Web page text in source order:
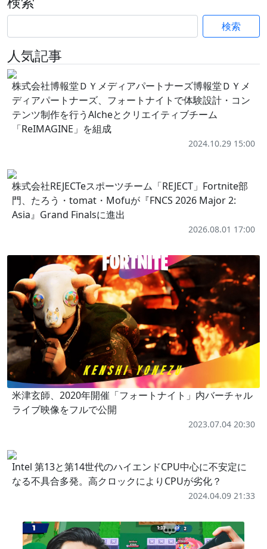
検索
人気記事
株式会社博報堂ＤＹメディアパートナーズ博報堂ＤＹメ
ディアパートナーズ、フォートナイトで体験設計・コン
テンツ制作を行うAlcheとクリエイティブチーム
「ReIMAGINE」を組成
2024.10.29 15:00
株式会社REJECTeスポーツチーム「REJECT」Fortnite部
門、たろう・tomat・Mofuが『FNCS 2026 Major 2:
Asia』Grand Finalsに進出
2026.08.01 17:00
米津玄師、2020年開催「フォートナイト」内バーチャル
ライブ映像をフルで公開
2023.07.04 20:30
Intel 第13と第14世代のハイエンドCPU中心に不安定に
なる不具合多発。高クロックによりCPUが劣化？
2024.04.09 21:33